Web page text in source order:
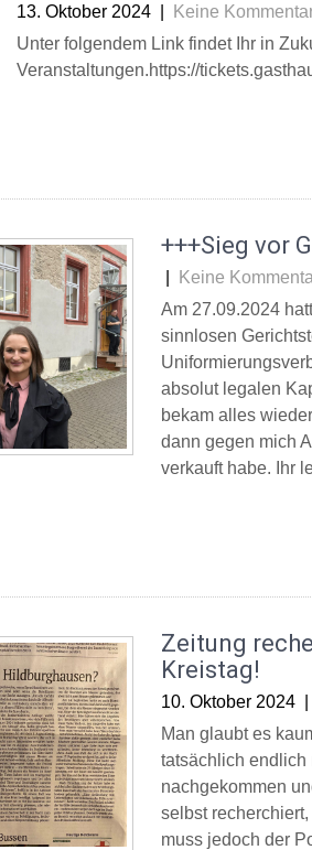
13. Oktober 2024
Keine
Unter folgendem Link findet Ihr in
Veranstaltungen.https://
+++Sieg vor
Keine
Am 27.09.2024
sinnlosen
absolut legalen
bekam alles
dann gegen mich
verkauft habe. Ihr
Zeitung
Kreistag!
10. Oktober 2024
Man glaubt es
tatsächlich
nachgekommen
selbst
muss jedoch der